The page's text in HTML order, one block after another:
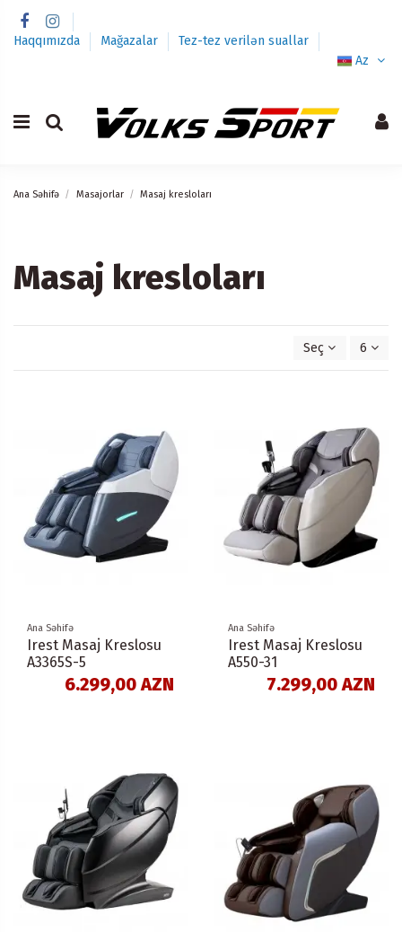
Haqqımızda Mağazalar
Tez-tez verilən suallar
Az
Ana Səhifə Masajorlar Masaj kresloları
Masaj kresloları
Seç 6
Ana Səhifə
Irest Masaj Kreslosu
A3365S-5
6.299,00 AZN
Ana Səhifə
Irest Masaj Kreslosu
A550-31
7.299,00 AZN